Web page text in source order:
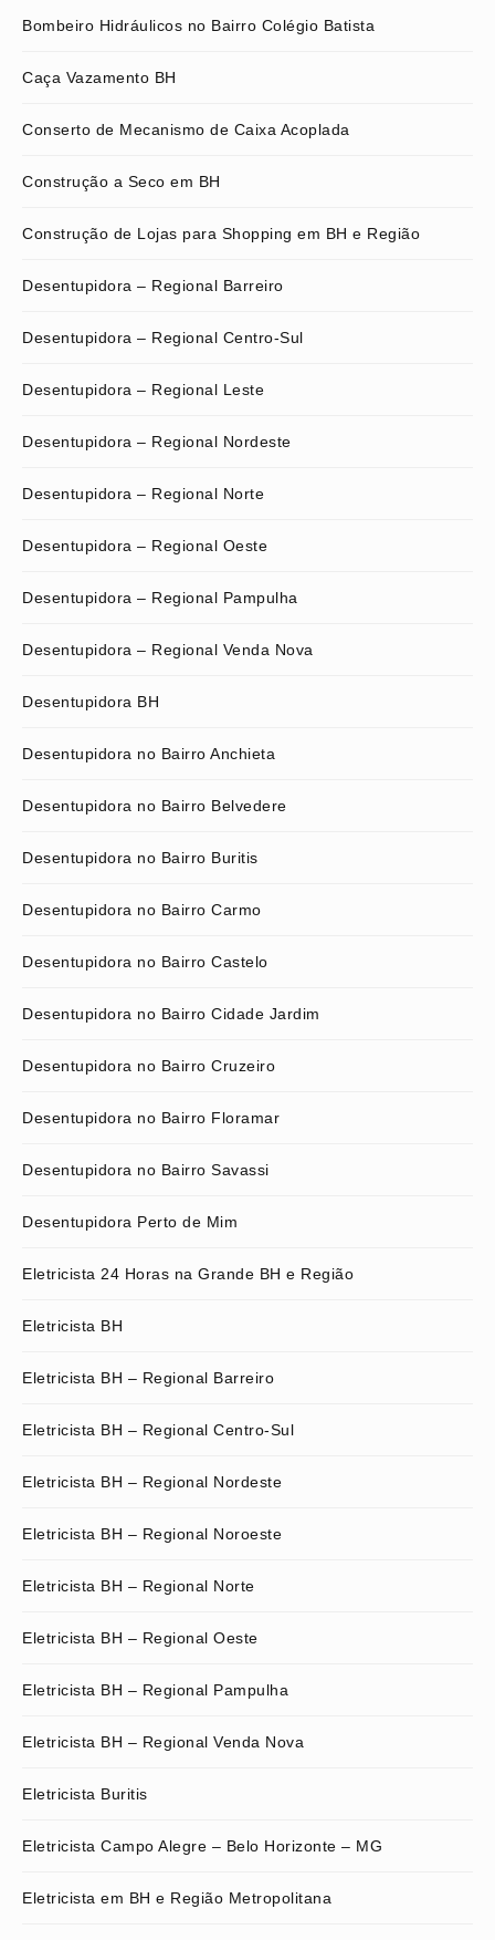
Bombeiro Hidráulicos no Bairro Colégio Batista
Caça Vazamento BH
Conserto de Mecanismo de Caixa Acoplada
Construção a Seco em BH
Construção de Lojas para Shopping em BH e Região
Desentupidora – Regional Barreiro
Desentupidora – Regional Centro-Sul
Desentupidora – Regional Leste
Desentupidora – Regional Nordeste
Desentupidora – Regional Norte
Desentupidora – Regional Oeste
Desentupidora – Regional Pampulha
Desentupidora – Regional Venda Nova
Desentupidora BH
Desentupidora no Bairro Anchieta
Desentupidora no Bairro Belvedere
Desentupidora no Bairro Buritis
Desentupidora no Bairro Carmo
Desentupidora no Bairro Castelo
Desentupidora no Bairro Cidade Jardim
Desentupidora no Bairro Cruzeiro
Desentupidora no Bairro Floramar
Desentupidora no Bairro Savassi
Desentupidora Perto de Mim
Eletricista 24 Horas na Grande BH e Região
Eletricista BH
Eletricista BH – Regional Barreiro
Eletricista BH – Regional Centro-Sul
Eletricista BH – Regional Nordeste
Eletricista BH – Regional Noroeste
Eletricista BH – Regional Norte
Eletricista BH – Regional Oeste
Eletricista BH – Regional Pampulha
Eletricista BH – Regional Venda Nova
Eletricista Buritis
Eletricista Campo Alegre – Belo Horizonte – MG
Eletricista em BH e Região Metropolitana